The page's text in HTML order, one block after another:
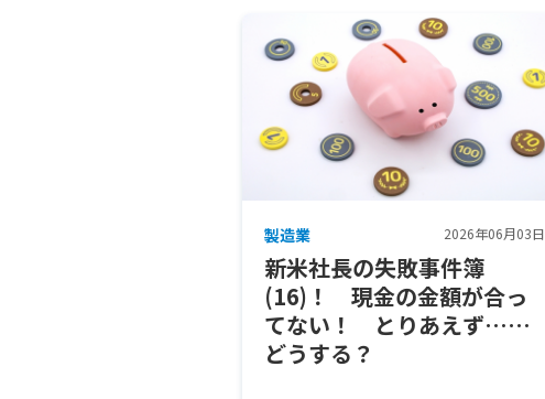
製造業 2026年06月03日
新米社長の失敗事件簿
(16)！ 現金の金額が合っ
てない！ とりあえず……
どうする？